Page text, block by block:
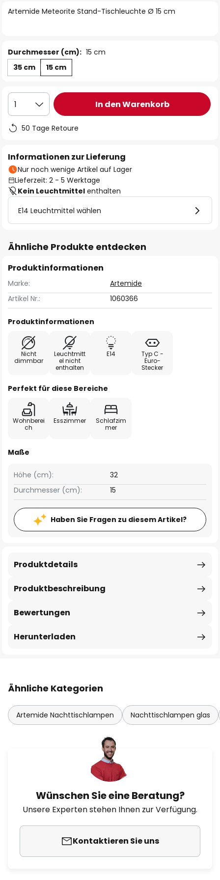
Artemide Meteorite Stand-Tischleuchte Ø 15 cm
Durchmesser (cm): 15 cm
35 cm
15 cm
1 In den Warenkorb
50 Tage Retoure
Informationen zur Lieferung
Nur noch wenige Artikel auf Lager
Lieferzeit: 2 - 5 Werktage
Kein Leuchtmittel enthalten
E14 Leuchtmittel wählen
Ähnliche Produkte entdecken
Produktinformationen
Marke:
Artemide
Artikel Nr.:
1060366
Produktinformationen
Nicht
dimmbar
Leuchtmitt
el nicht
enthalten
E14
Typ C -
Euro-
Stecker
Perfekt für diese Bereiche
Wohnberei
ch
Esszimmer
Schlafzim
mer
Maße
Höhe (cm):
32
Durchmesser (cm):
15
Haben Sie Fragen zu diesem Artikel?
Produktbeschreibung
Produktdetails
Bewertungen
Herunterladen
Ähnliche Kategorien
Artemide Nachttischlampen Nachttischlampen glas
Wünschen Sie eine Beratung?
Unsere Experten stehen Ihnen zur Verfügung.
Kontaktieren Sie uns